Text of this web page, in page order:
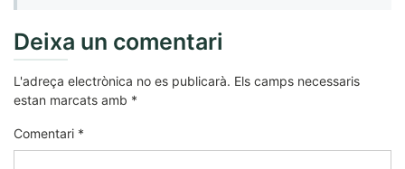
Deixa un comentari
L'adreça electrònica no es publicarà. Els camps necessaris
estan marcats amb *
Comentari *